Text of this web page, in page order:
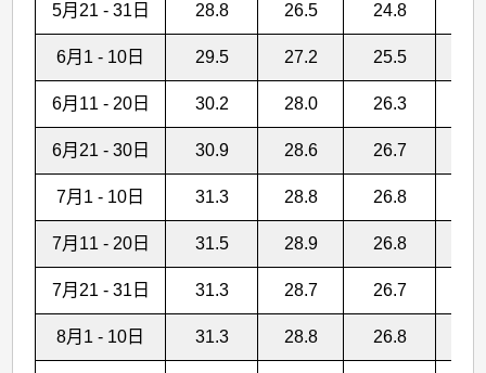
5月21 - 31日 28.8 26.5 24.8
6月1 - 10日 29.5 27.2 25.5
6月11 - 20日 30.2 28.0 26.3
6月21 - 30日 30.9 28.6 26.7
7月1 - 10日 31.3 28.8 26.8
7月11 - 20日 31.5 28.9 26.8
7月21 - 31日 31.3 28.7 26.7
8月1 - 10日 31.3 28.8 26.8